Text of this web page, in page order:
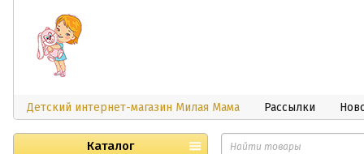
Детский интернет-магазин Милая Мама Рассылки
Каталог